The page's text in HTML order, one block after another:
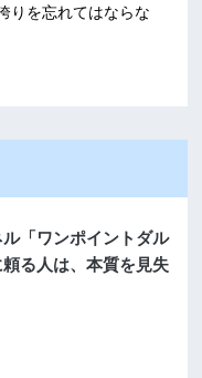
りを忘れてはならな
「ワンポイントダル
る人は、本質を見失